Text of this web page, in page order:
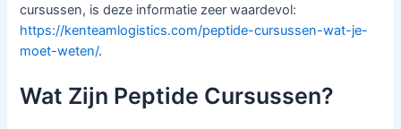
cursussen, is deze informatie zeer waardevol:
https://kenteamlogistics.com/peptide-cursussen-wat-je-
moet-weten/.
Wat Zijn Peptide Cursussen?